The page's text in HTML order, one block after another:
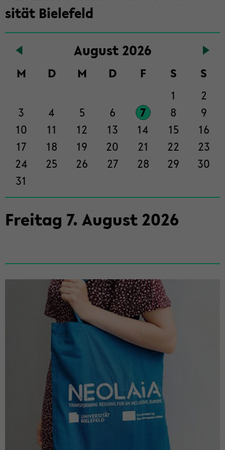
in­
halt
der
wech­
si­tät Bie­le­feld
Au­gust 2026
M D M D F S
S
1
2
3
4 5 6 7 8
9
10
11 12 13 14 15
16
17
18 19 20 21 22
23
24
25 26 27 28 29
30
31
Frei­tag 7. Au­gust2026